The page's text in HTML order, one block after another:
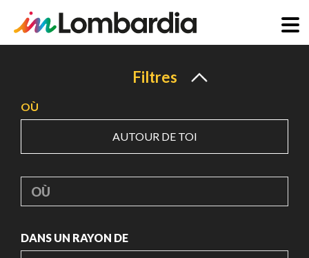
principal
Filtres
OÙ
AUTOUR DE TOI
OÙ
DANS UN RAYON DE